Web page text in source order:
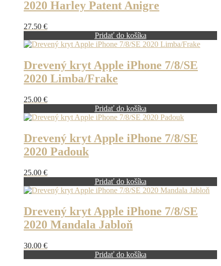
2020 Harley Patent Anigre
27.50 €
Pridať do košíka
Drevený kryt Apple iPhone 7/8/SE
2020 Limba/Frake
25.00 €
Pridať do košíka
Drevený kryt Apple iPhone 7/8/SE
2020 Padouk
25.00 €
Pridať do košíka
Drevený kryt Apple iPhone 7/8/SE
2020 Mandala Jabloň
30.00 €
Pridať do košíka